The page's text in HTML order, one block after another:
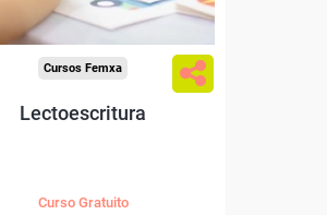
Cursos Femxa
Lectoescritura
Curso Gratuito